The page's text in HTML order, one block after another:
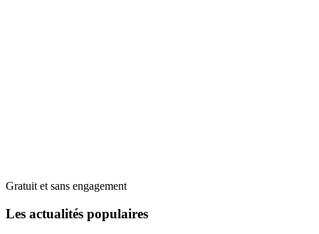
Gratuit et sans engagement
Les actualités populaires